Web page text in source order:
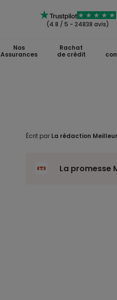
(4.8 / 5 - 24838 avis)
Nos
Assurances
Rachat
de crédit
Écrit par La rédaction
La promesse